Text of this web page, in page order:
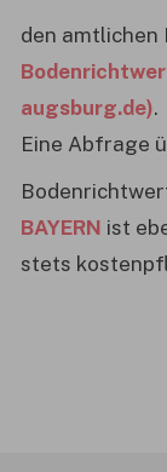
den
augsburg.de).
Eine Abfrage
BAYERN ist
stets